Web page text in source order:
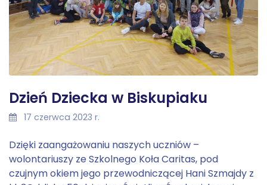
Dzień Dziecka w Biskupiaku
17 czerwca 2023 r.
Dzięki zaangażowaniu naszych uczniów –
wolontariuszy ze Szkolnego Koła Caritas, pod
czujnym okiem jego przewodniczącej Hani Szmajdy z